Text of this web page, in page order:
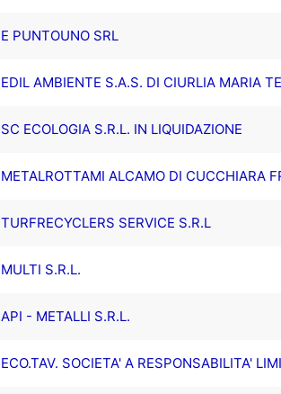
E PUNTOUNO SRL
EDIL AMBIENTE S.A.S. DI CIURLIA MARIA
SC ECOLOGIA S.R.L. IN LIQUIDAZIONE
METALROTTAMI ALCAMO DI CUCCHIARA
TURFRECYCLERS SERVICE S.R.L
MULTI S.R.L.
API - METALLI S.R.L.
ECO.TAV. SOCIETA' A RESPONSABILITA'